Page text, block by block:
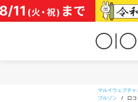
コ
ン
テ
マルイウェブチャ
ブルゾン
/ 口